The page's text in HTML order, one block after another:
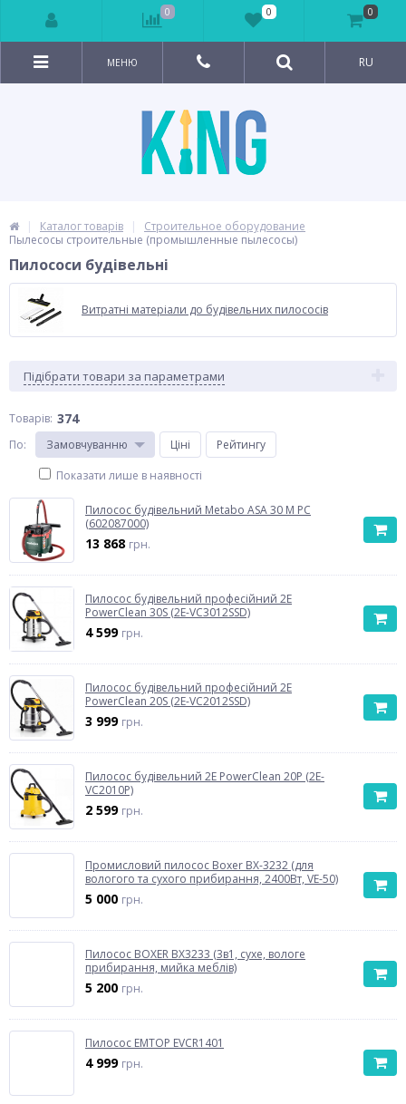
МЕНЮ RU
Каталог товарів
Строительное оборудование
Пылесосы строительные (промышленные пылесосы)
Пилососи будівельні
Витратні матеріали до будівельних пилососів
Підібрати товари за параметрами
Товарів: 374
По: Замовчуванню Ціні
Рейтингу
Показати лише в наявності
Пилосос будівельний Metabo ASA 30 M PC
(602087000)
13 868 грн.
Пилосос будівельний професійний 2E
PowerClean 30S (2E-VC3012SSD)
4 599 грн.
Пилосос будівельний професійний 2E
PowerClean 20S (2E-VC2012SSD)
3 999 грн.
Пилосос будівельний 2E PowerClean 20P (2E-
VC2010P)
2 599 грн.
Промисловий пилосос Boxer BX-3232 (для
вологого та сухого прибирання, 2400Вт, VE-50)
5 000 грн.
Пилосос BOXER BX3233 (3в1, сухе, вологе
прибирання, мийка меблів)
5 200 грн.
Пилосос EMTOP EVCR1401
4 999 грн.
0 0 0